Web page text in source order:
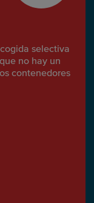
selectiva
no hay un
contenedores